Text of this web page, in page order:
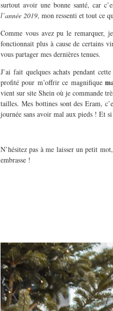
surtout avoir une bonne santé, car
l’année 2019, mon ressenti et tout ce
Comme vous avez pu le remarquer,
fonctionnait plus à cause de certains
vous partager mes dernières tenues.
J’ai fait quelques achats pendant
profité pour m’offrir ce magnifique
vient sur site Shein où je commande
tailles. Mes bottines sont des Eram,
journée sans avoir mal aux pieds ! Et
N’hésitez pas à me laisser un petit
embrasse !